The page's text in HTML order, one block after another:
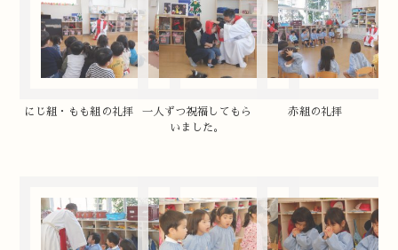
にじ組・もも組の礼拝
一人ずつ祝福してもら
いました。
赤組の礼拝